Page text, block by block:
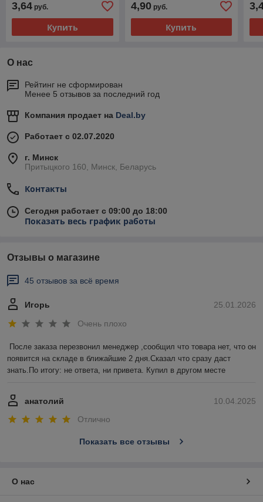
3,64 руб.
Купить
MB10533
4,90руб.
Купить
О нас
Рейтинг не сформирован
Менее 5 отзывов за последний год
Компания продает на Deal.by
Работает с 02.07.2020
г. Минск
Притыцкого 160, Минск, Беларусь
Контакты
Сегодня работает с 09:00 до 18:00
Показать весь график работы
Отзывы о магазине
45 отзывов за всё время
25.01.2026
Игорь
Очень плохо
После заказа перезвонил менеджер ,сообщил что товара нет, что он
появится на складе в ближайшие 2 дня.Сказал что сразу даст
знать.По итогу: не ответа, ни привета. Купил в другом месте
10.04.2025
анатолий
Отлично
Показать все отзывы
О нас